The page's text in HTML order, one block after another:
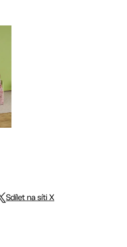
Sdílet na síti X